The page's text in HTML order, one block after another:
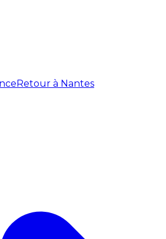
Retour à Nantes